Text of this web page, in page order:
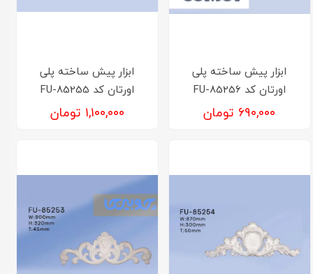
ابزار پیش ساخته پلی
اورتان کد FU-85256
۶۹۰,۰۰۰ تومان
ابزار پیش ساخته پلی
اورتان کد FU-85255
۱,۱۰۰,۰۰۰ تومان